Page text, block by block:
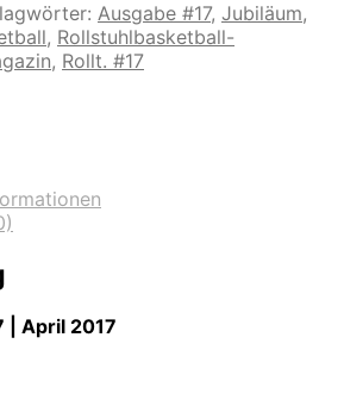
Ausgabe #17, Jubiläum,
, Rollstuhlbasketball-
, Rollt. #17
| April 2017